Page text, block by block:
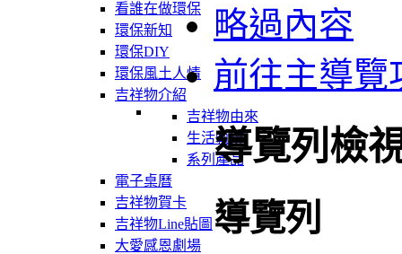
看誰在做環保
環保新知
環保DIY
環保風土人情
吉祥物介紹
吉祥物由來
生活軌跡
系列產品
電子桌曆
吉祥物賀卡
吉祥物Line貼圖
大愛感恩劇場
略過內容
前往主導覽
導覽列檢
導覽列